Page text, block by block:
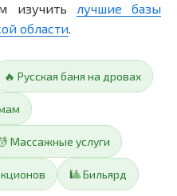
изучить лучшие базы
области.
🔥 Русская баня на дровах
Массажные услуги
🎱 Бильярд